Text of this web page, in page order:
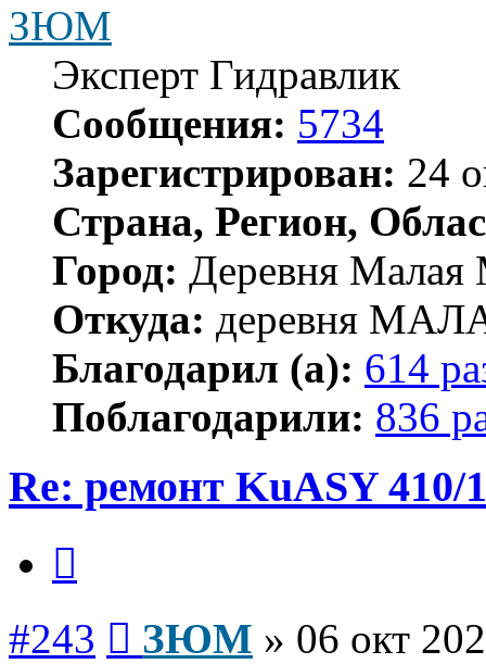
ЗЮМ
Эксперт Гидравлик
Сообщения: 5734
Зарегистрирован: 24
Страна, Регион,
Город: Деревня Малая
Откуда: деревня
Благодарил (а): 614
Поблагодарили: 836
Re: ремонт KuASY 410/
#243 ЗЮМ » 06 окт